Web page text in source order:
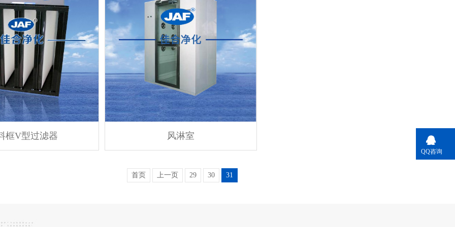
框V型过滤器 风淋室
首页 上一页 29 30 31
QQ咨询